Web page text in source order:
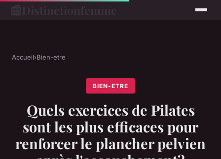
Accueil›Bien-etre
BIEN-ETRE
Quels exercices de Pilates
sont les plus efficaces pour
renforcer le plancher pelvien